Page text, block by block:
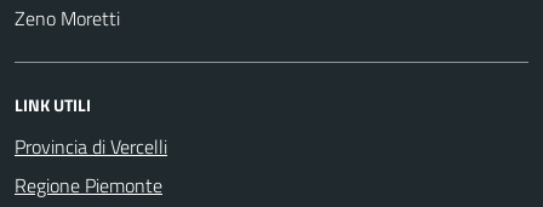
Zeno Moretti
LINK UTILI
Provincia di Vercelli
Regione Piemonte